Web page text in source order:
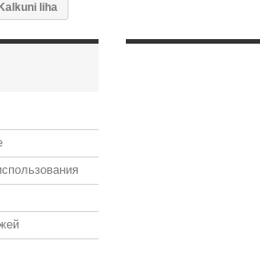
Kalkuni liha